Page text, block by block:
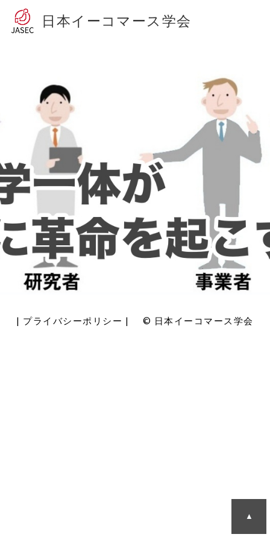
日本イーコマース学会
JASECとは
学会員登録
会員ページ
お問い合わせ
▲
| プライバシーポリシー | © 日本イーコマース学会